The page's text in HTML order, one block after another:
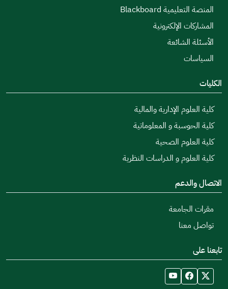
المنصة التعليمية Blackboard
المشاركات الإلكترونية
الأسئلة الشائعة
السياسات
الكليات
كلية العلوم الإدارية والمالية
كلية الحوسبة و المعلوماتية
كلية العلوم الصحية
كلية العلوم و الدراسات النظرية
الاتصال والدعم
مقرات الجامعة
تواصل معنا
تابعنا على